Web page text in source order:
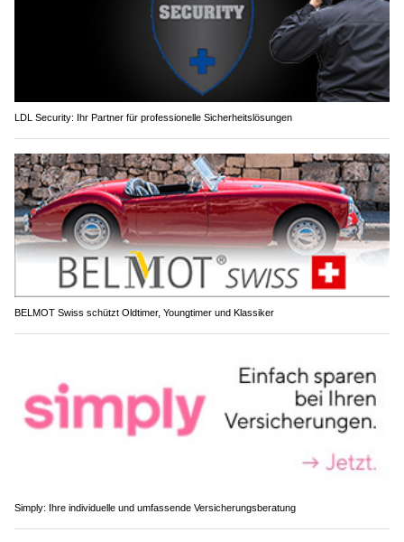
LDL Security: Ihr Partner für professionelle Sicherheitslösungen
BELMOT Swiss schützt Oldtimer, Youngtimer und Klassiker
Simply: Ihre individuelle und umfassende Versicherungsberatung